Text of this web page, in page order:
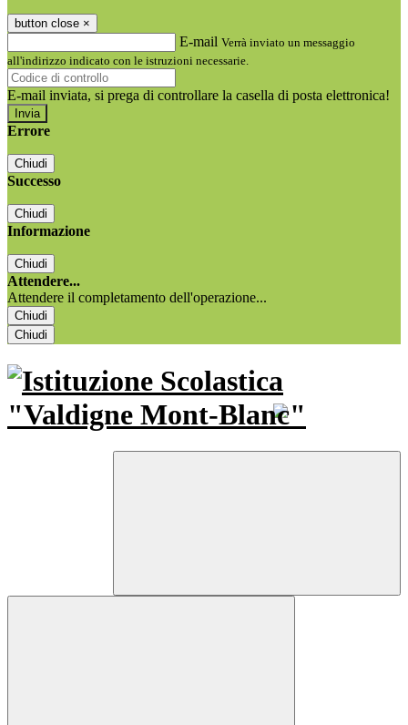
button close ×
E-mail Verrà inviato un messaggio
all'indirizzo indicato con le istruzioni necessarie.
E-mail inviata, si prega di controllare la casella di posta elettronica!
Errore
Chiudi
Successo
Chiudi
Informazione
Chiudi
Attendere...
Attendere il completamento dell'operazione...
Chiudi
Chiudi